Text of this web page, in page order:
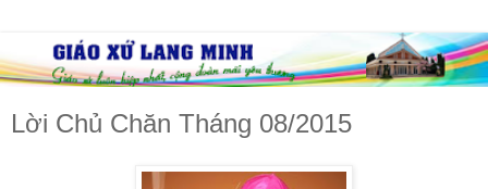
Lời Chủ Chăn Tháng 08/2015